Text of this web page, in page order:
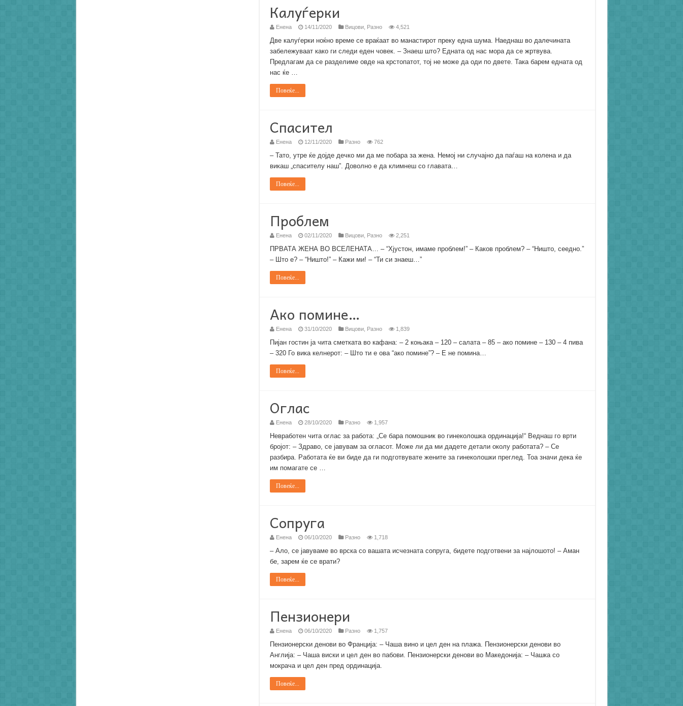
Калуѓерки
Енена 14/11/2020 Вицови, Разно 4,521
Две калуѓерки ноќно време се враќаат во манастирот преку една шума. Наеднаш во далечината
забележуваат како ги следи еден човек. – Знаеш што? Едната од нас мора да се жртвува.
Предлагам да се разделиме овде на крстопатот, тој не може да оди по двете. Така барем едната од
нас ќе …
Повеќе...
Спасител
Енена 12/11/2020 Разно 762
– Тато, утре ќе дојде дечко ми да ме побара за жена. Немој ни случајно да паѓаш на колена и да
викаш „спасителу наш”. Доволно е да климнеш со главата…
Повеќе...
Проблем
Енена 02/11/2020 Вицови, Разно 2,251
ПРВАТА ЖЕНА ВО ВСЕЛЕНАТА… – “Хјустон, имаме проблем!” – Каков проблем? – “Ништо, сеедно.”
– Што е? – “Ништо!” – Кажи ми! – “Ти си знаеш…”
Повеќе...
Ако помине…
Енена 31/10/2020 Вицови, Разно 1,839
Пијан гостин ја чита сметката во кафана: – 2 коњака – 120 – салата – 85 – ако помине – 130 – 4 пива
– 320 Го вика келнерот: – Што ти е ова “ако помине”? – Е не помина…
Повеќе...
Оглас
Енена 28/10/2020 Разно 1,957
Невработен чита оглас за работа: „Се бара помошник во гинеколошка ординација!“ Веднаш го врти
бројот: – Здраво, се јавувам за огласот. Може ли да ми дадете детали околу работата? – Се
разбира. Работата ќе ви биде да ги подготвувате жените за гинеколошки преглед. Тоа значи дека ќе
им помагате се …
Повеќе...
Сопруга
Енена 06/10/2020 Разно 1,718
– Ало, се јавуваме во врска со вашата исчезната сопруга, бидете подготвени за најлошото! – Аман
бе, зарем ќе се врати?
Повеќе...
Пензионери
Енена 06/10/2020 Разно 1,757
Пензионерски денови во Франција: – Чаша вино и цел ден на плажа. Пензионерски денови во
Англија: – Чаша виски и цел ден во пабови. Пензионерски денови во Македонија: – Чашка со
мокрача и цел ден пред ординација.
Повеќе...